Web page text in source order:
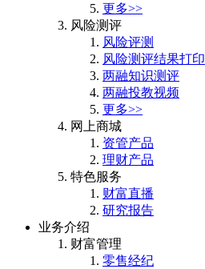
更多>>
风险测评
风险评测
风险测评结果打印
两融知识测评
两融投教视频
更多>>
网上商城
资管产品
理财产品
特色服务
财富直播
研究报告
业务介绍
财富管理
零售经纪